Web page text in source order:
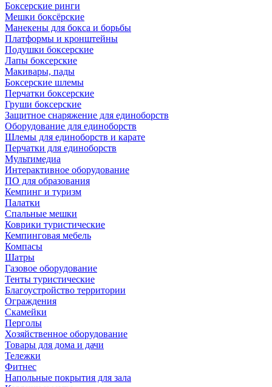
Боксерские ринги
Мешки боксёрские
Манекены для бокса и борьбы
Платформы и кронштейны
Подушки боксерские
Лапы боксерские
Макивары, пады
Боксерские шлемы
Перчатки боксерские
Груши боксерские
Защитное снаряжение для единоборств
Оборудование для единоборств
Шлемы для единоборств и карате
Перчатки для единоборств
Мультимедиа
Интерактивное оборудование
ПО для образования
Кемпинг и туризм
Палатки
Спальные мешки
Коврики туристические
Кемпинговая мебель
Компасы
Шатры
Газовое оборудование
Тенты туристические
Благоустройство территории
Ограждения
Скамейки
Перголы
Хозяйственное оборудование
Товары для дома и дачи
Тележки
Фитнес
Напольные покрытия для зала